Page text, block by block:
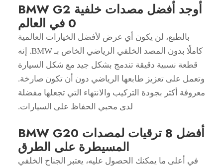
أوجد أفضل مصدات خلفية BMW G2
0 في العالم
بالطبع، لن يكون أي عرض لأفضل الخيارات العالمية
كاملًا بدون المصد الخلفي الرياضي الخاص بـ BMW. إنه
قطعة نسبية دقيقة تندمج بشكل جيد مع شكل السيارة
وتعمل على تعزيز طابعها الرياضي دون أن تكون صارخة.
معروفة أكثر بجودة التركيب والانتهاء التي تجعلها مفضلة
لدى محبي الحفاظ على السيارات.
أفضل 8 ترقيات لمصدات BMW G20
المسيطرة على الطرق
في أعلى ما يمكنك الحصول عليه، يعتبر الجناح الخلفي